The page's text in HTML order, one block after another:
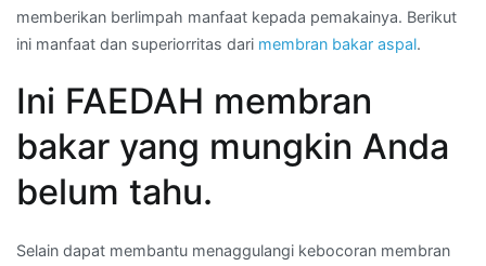
memberikan berlimpah manfaat kepada pemakainya. Berikut
ini manfaat dan superiorritas dari membran bakar aspal.
Ini FAEDAH membran
bakar yang mungkin Anda
belum tahu.
Selain dapat membantu menaggulangi kebocoran membran